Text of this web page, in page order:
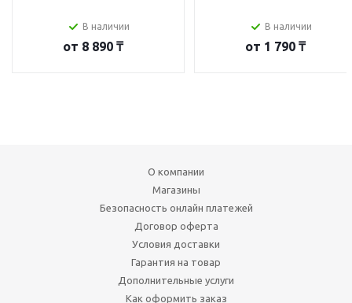
В наличии
от 8 890 ₸
В наличии
от 1 790 ₸
О компании
Магазины
Безопасность онлайн платежей
Договор оферта
Условия доставки
Гарантия на товар
Дополнительные услуги
Как оформить заказ